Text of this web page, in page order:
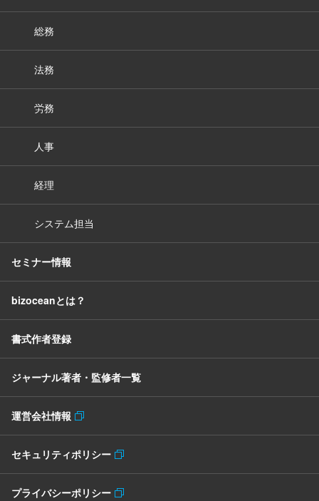
総務
法務
労務
人事
経理
システム担当
セミナー情報
bizoceanとは？
書式作者登録
ジャーナル著者・監修者一覧
運営会社情報
セキュリティポリシー
プライバシーポリシー